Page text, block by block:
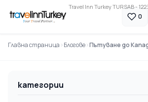
Travel Inn Turkey TURSAB -
0
Главна страница Блогове Пътуване до
категории